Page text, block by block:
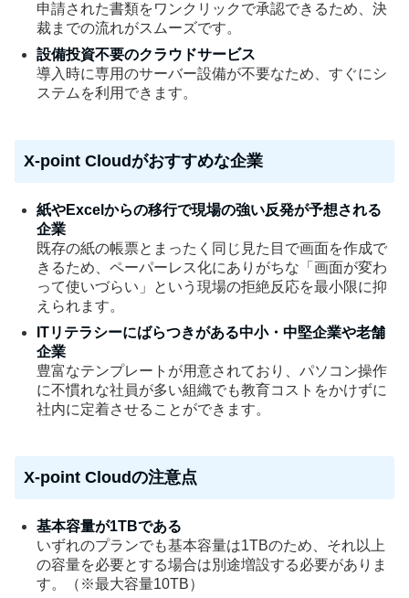
申請された書類をワンクリックで承認できるため、決
裁までの流れがスムーズです。
設備投資不要のクラウドサービス
導入時に専用のサーバー設備が不要なため、すぐにシ
ステムを利用できます。
X-point Cloudがおすすめな企業
紙やExcelからの移行で現場の強い反発が予想される
企業
既存の紙の帳票とまったく同じ見た目で画面を作成で
きるため、ペーパーレス化にありがちな「画面が変わ
って使いづらい」という現場の拒絶反応を最小限に抑
えられます。
ITリテラシーにばらつきがある中小・中堅企業や老舗
企業
豊富なテンプレートが用意されており、パソコン操作
に不慣れな社員が多い組織でも教育コストをかけずに
社内に定着させることができます。
X-point Cloudの注意点
基本容量が1TBである
いずれのプランでも基本容量は1TBのため、それ以上
の容量を必要とする場合は別途増設する必要がありま
す。（※最大容量10TB）